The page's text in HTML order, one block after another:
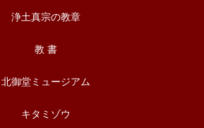
浄土真宗の教章
教 書
北御堂ミュージアム
キタミゾウ